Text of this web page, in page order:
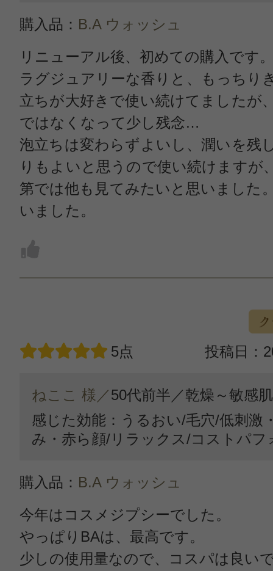
購入品： B.A ウォッシュ
リニューアル後、初めての購入です
ラグジュアリーな香りと、もっちり
立ちが大好きで使い続けてましたが
ではなくなって少し残念…
泡立ちは変わらずよいし、潤いを残
りもよいと思うので使い続けますが
第では他も見てみたいと思いました
いました。
5点 投稿日：
ねここ 様／50代前半／乾燥～敏感肌
感じた効能：うるおい/毛穴/低刺激
み・赤ら顔/リラックス/コストパフ
購入品： B.A ウォッシュ
今年はコスメジプシーでした。
やっぱりBAは、最高です。
少しの使用量なので、コスパは良い